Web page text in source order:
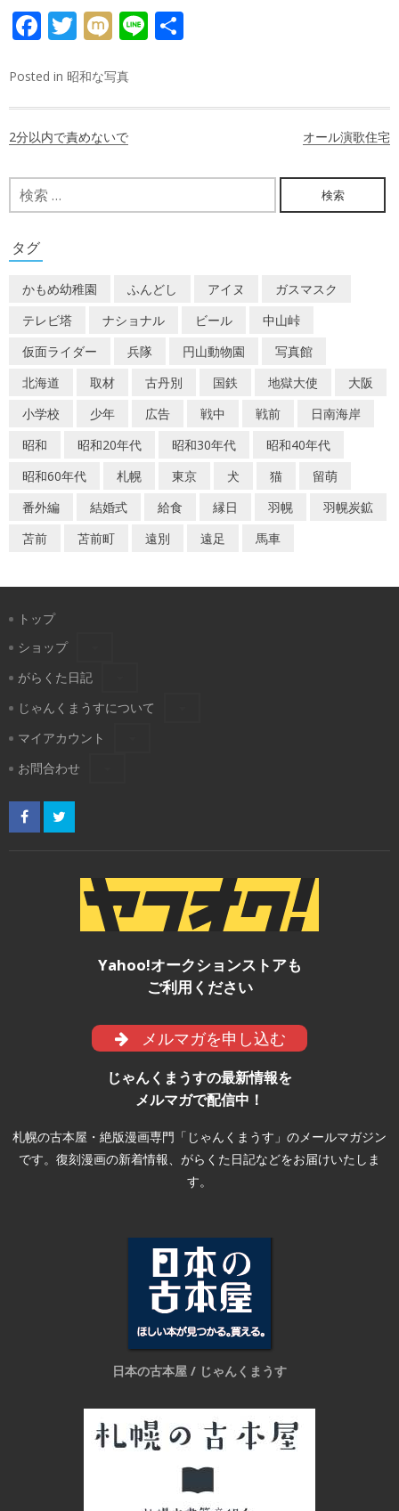
FACEBOOK
TWITTER
MIXILINE
Posted in 昭和な写真
稿
ナ
ビ
ゲ
ー
シ
ョ
ン
2分以内で責めないで オール演歌住宅
検
索:
タグ
かもめ幼稚園 ふんどし アイヌ
ガスマスク
テレビ塔
ナショナル ビール
中山峠
仮面ライダー
兵隊 円山動物園
写真館
北海道
取材 古丹別 国鉄 地獄大使
大阪
小学校
少年 広告 戦中 戦前
日南海岸
昭和
昭和20年代 昭和30年代
昭和40年代
昭和60年代
札幌 東京 犬 猫
留萌
番外編
結婚式 給食 縁日 羽幌
羽幌炭鉱
苫前
苫前町 遠別 遠足 馬車
トップ
ショップ
がらくた日記
じゃんくまうすについて
マイアカウント
お問合わせ
Yahoo!オークションストアも
ご利用ください
メルマガを申し込む
じゃんくまうすの最新情報を
メルマガで配信中！
札幌の古本屋・絶版漫画専門「じゃんくまうす」のメールマガジン
です。復刻漫画の新着情報、がらくた日記などをお届けいたしま
す。
日本の古本屋 / じゃんくまうす